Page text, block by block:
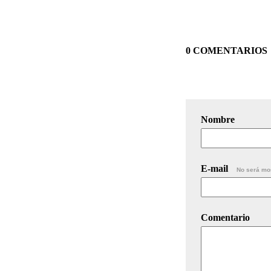
0 COMENTARIOS
Nombre
E-mail No será
Comentario